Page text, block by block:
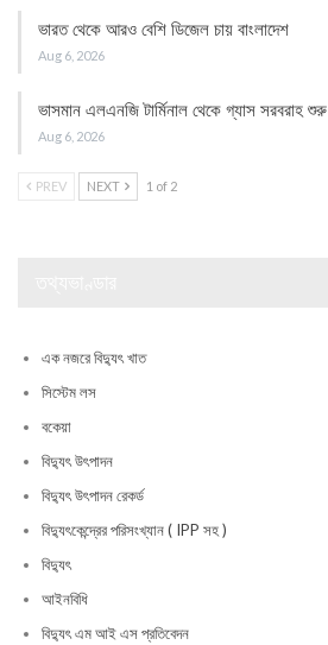
ভারত থেকে আরও বেশি ডিজেল চায় বাংলাদেশ
Aug 6, 2026
ভাসমান এলএনজি টার্মিনাল থেকে গ্যাস সরবরাহ শুরু
Aug 6, 2026
PREV NEXT 1 of 2
এক নজরে বিদ্যুৎ খাত
সিস্টেম লস
বকেয়া
বিদ্যুৎ উৎপাদন
বিদ্যুৎ উৎপাদন রেকর্ড
বিদ্যুৎকেন্দ্রের পরিসংখ্যান ( IPP সহ )
বিদ্যুৎ
আইনবিধি
বিদ্যুৎ এম আই এস প্রতিবেদন